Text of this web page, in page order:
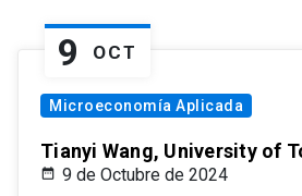
9 OCT
Microeconomía Aplicada
Tianyi Wang, University of
9 de Octubre de 2024